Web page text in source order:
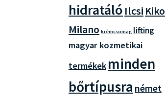
hidratáló Ilcsi Kiko
Milano krémcsomag lifting
magyar kozmetikai
termékek minden
bőrtípusra német